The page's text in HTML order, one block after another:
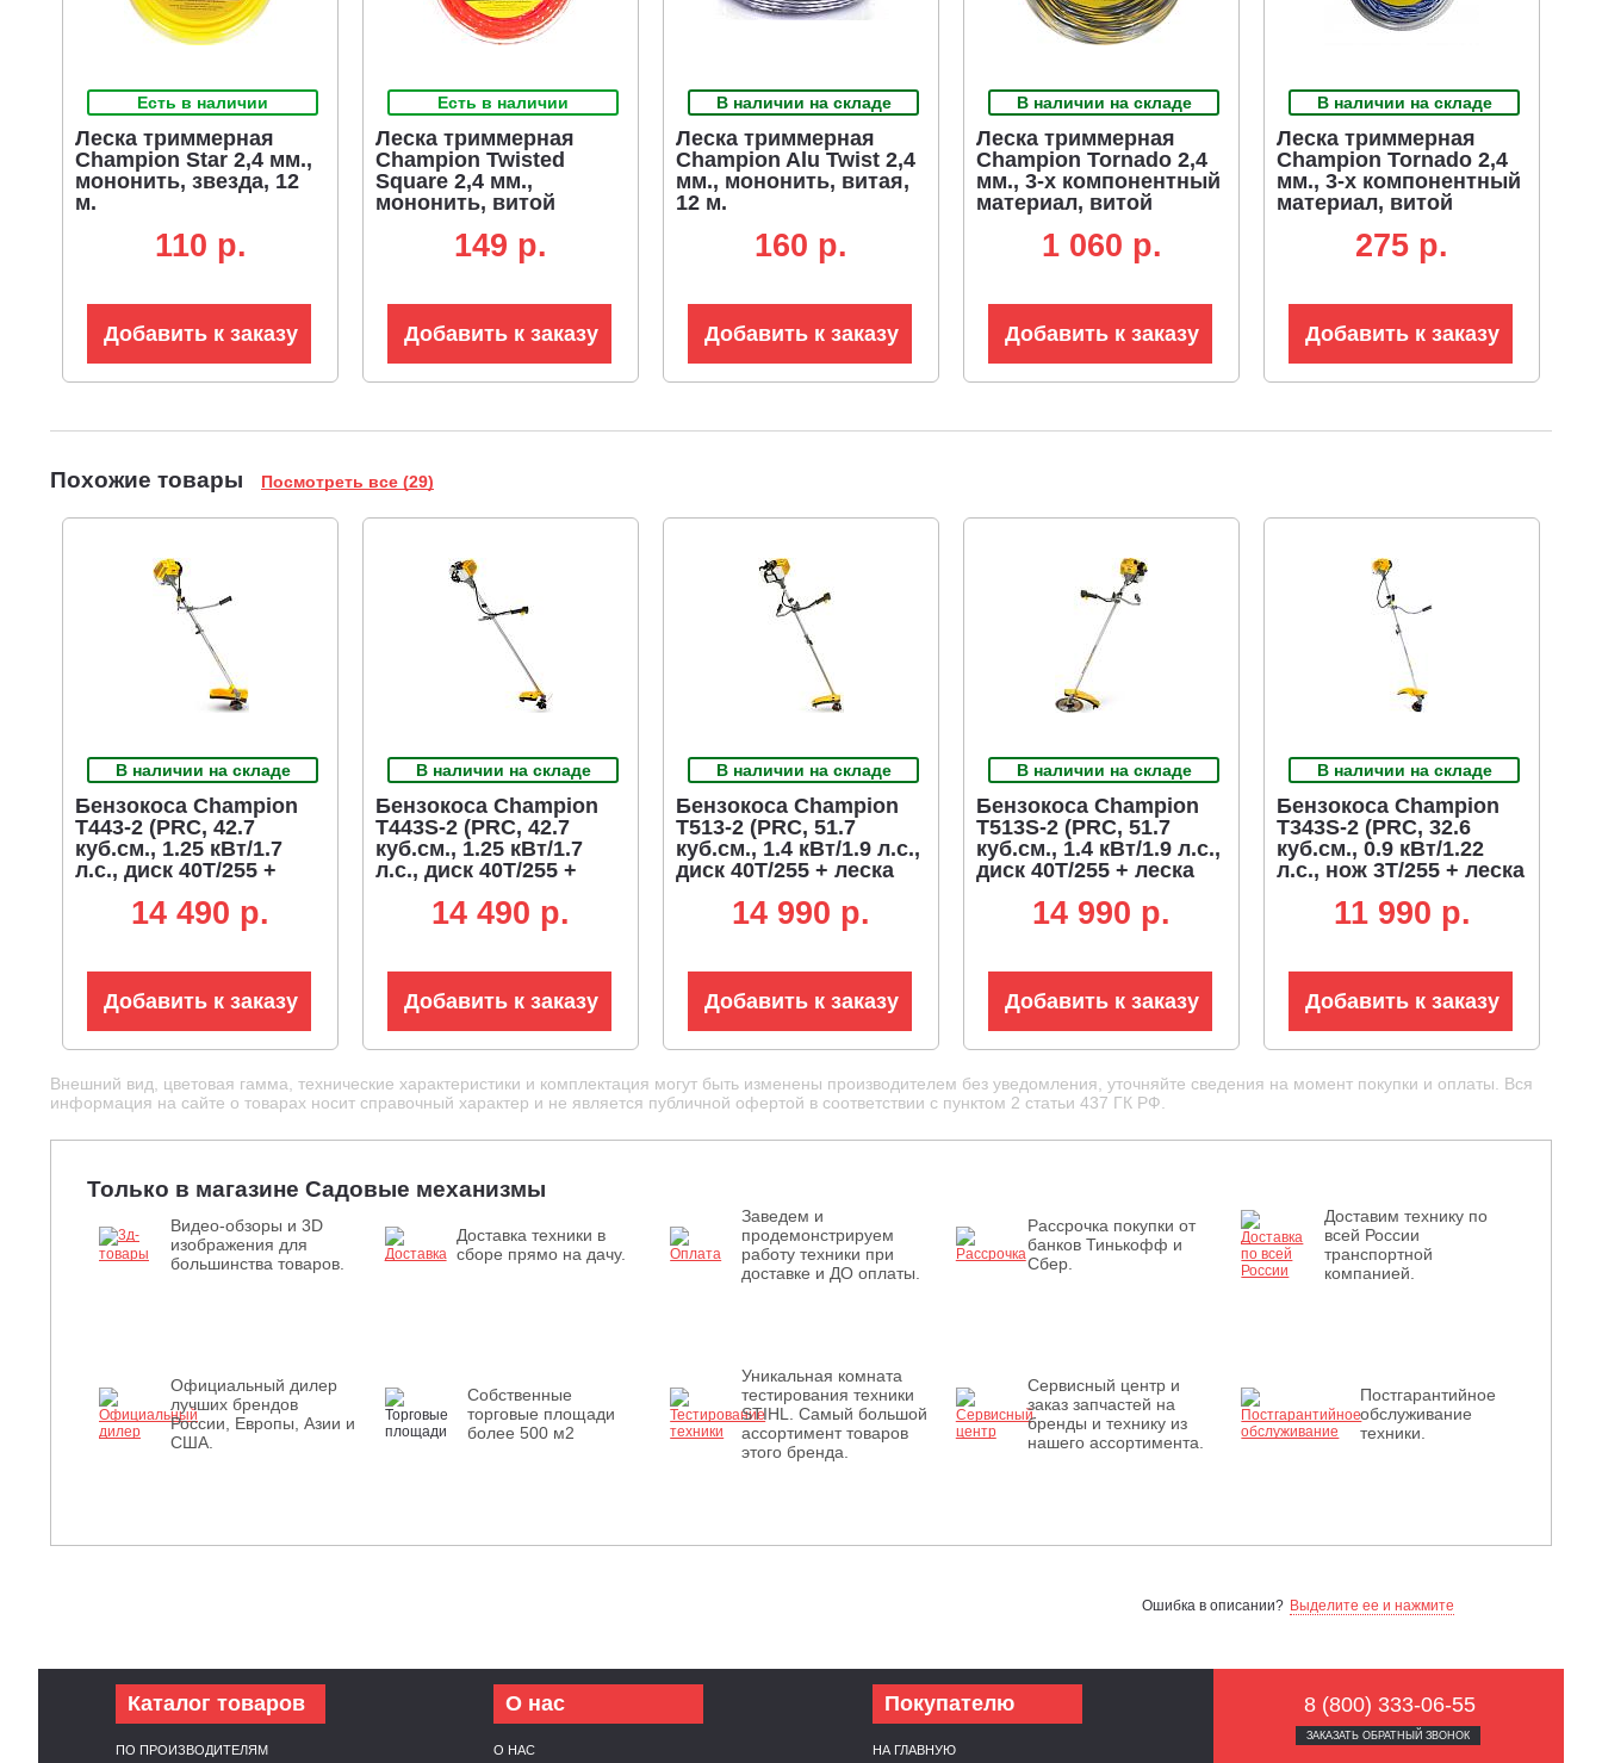
Есть в наличии
Леска триммерная
Champion Star 2,4 мм.,
мононить, звезда, 12
м.
110 p.
Добавить к заказу
Есть в наличии
Леска триммерная
Champion Twisted
Square 2,4 мм.,
мононить, витой
149 p.
Добавить к заказу
В наличии на складе
Леска триммерная
Champion Alu Twist 2,4
мм., мононить, витая,
12 м.
160 p.
Добавить к заказу
В наличии на складе
Леска триммерная
Champion Tornado 2,4
мм., 3-х компонентный
материал, витой
для корда1 060 p.
Добавить к заказу
В наличии на складе
Леска триммерная
Champion Tornado 2,4
мм., 3-х компонентный
материал, витой
275 p.
Добавить к заказу
Похожие товары Посмотреть все (29)
В наличии на складе
Бензокоса Champion
T443-2 (PRC, 42.7
куб.см., 1.25 кВт/1.7
л.с., диск 40T/255 +
разборная, 7.8 кг)
14 490 p.
Добавить к заказу
В наличии на складе
Бензокоса Champion
T443S-2 (PRC, 42.7
куб.см., 1.25 кВт/1.7
л.с., диск 40T/255 +
неразборная, 7.8 кг)
14 490 p.
Добавить к заказу
В наличии на складе
Бензокоса Champion
T513-2 (PRC, 51.7
куб.см., 1.4 кВт/1.9 л.с.,
диск 40T/255 + леска
14 990 p.
Добавить к заказу
В наличии на складе
Бензокоса Champion
T513S-2 (PRC, 51.7
куб.см., 1.4 кВт/1.9 л.с.,
диск 40T/255 + леска
7.5 кг)14 990 p.
Добавить к заказу
В наличии на складе
Бензокоса Champion
T343S-2 (PRC, 32.6
куб.см., 0.9 кВт/1.22
л.с., нож 3T/255 + леска
11 990 p.
Добавить к заказу
Внешний вид, цветовая гамма, технические характеристики и комплектация могут быть изменены производителем без уведомления, уточняйте сведения на момент покупки и оплаты. Вся
информация на сайте о товарах носит справочный характер и не является публичной офертой в соответствии с пунктом 2 статьи 437 ГК РФ.
Только в магазине Садовые механизмы
Видео-обзоры и 3D
изображения для
большинства товаров.
Доставка техники в
сборе прямо на дачу.
Заведем и
продемонстрируем
работу техники при
доставке и ДО оплаты.
Рассрочка покупки от
банков Тинькофф и
Сбер.
Доставим технику по
всей России
транспортной
компанией.
Официальный дилер
лучших брендов
России, Европы, Азии и
США.
Собственные
торговые площади
более 500 м2
Уникальная комната
тестирования техники
STIHL. Самый большой
ассортимент товаров
этого бренда.
Сервисный центр и
заказ запчастей на
бренды и технику из
нашего ассортимента.
Постгарантийное
обслуживание
техники.
Ошибка в описании? Выделите ее и нажмите
Каталог товаров
ПО ПРОИЗВОДИТЕЛЯМ
О нас
О НАС
Покупателю
НА ГЛАВНУЮ
8 (800) 333-06-55
ЗАКАЗАТЬ ОБРАТНЫЙ ЗВОНОК